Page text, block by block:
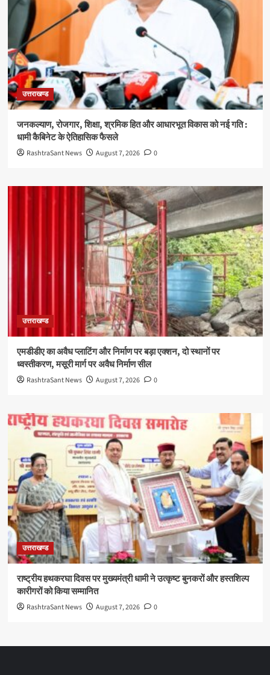
उत्तराखण्ड
जनकल्याण, रोजगार, शिक्षा, श्रमिक हित और आधारभूत विकास को नई गति :
धामी कैबिनेट के ऐतिहासिक फैसले
RashtraSant News August 7, 2026 0
उत्तराखण्ड
एमडीडीए का अवैध प्लाटिंग और निर्माण पर बड़ा एक्शन, दो स्थानों पर
ध्वस्तीकरण, मसूरी मार्ग पर अवैध निर्माण सील
RashtraSant News August 7, 2026 0
उत्तराखण्ड
राष्ट्रीय हथकरघा दिवस पर मुख्यमंत्री धामी ने उत्कृष्ट बुनकरों और हस्तशिल्प
कारीगरों को किया सम्मानित
RashtraSant News August 7, 2026 0